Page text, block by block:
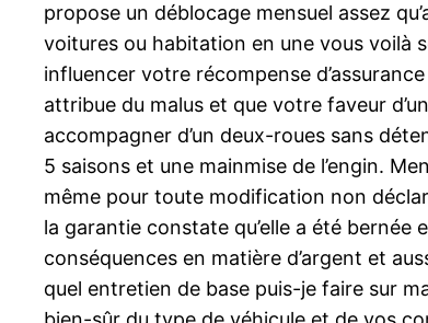
propose un déblocage mensuel assez
voitures ou habitation en une vous voilà
influencer votre récompense
attribue du malus et que votre faveur
accompagner d’un deux-roues sans
5 saisons et une mainmise de l’engin.
même pour toute modification non
la garantie constate qu’elle a été
conséquences en matière d’argent et
quel entretien de base puis-je faire sur